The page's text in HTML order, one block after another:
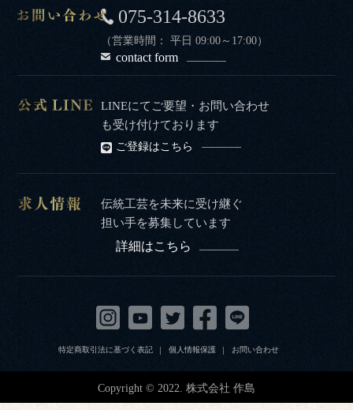
075-314-8633
（営業時間： 平日 09:00～17:00）
contact form
LINEにてご要望・お問い合わせ
も受け付けております
ご登録はこちら
伝統工芸を未来に受け継ぐ
担い手を募集しています
詳細はこちら
特定商取引法に基づく表記 個人情報保護 お問い合わせ
Copyright © 2022. 株式会社 作島